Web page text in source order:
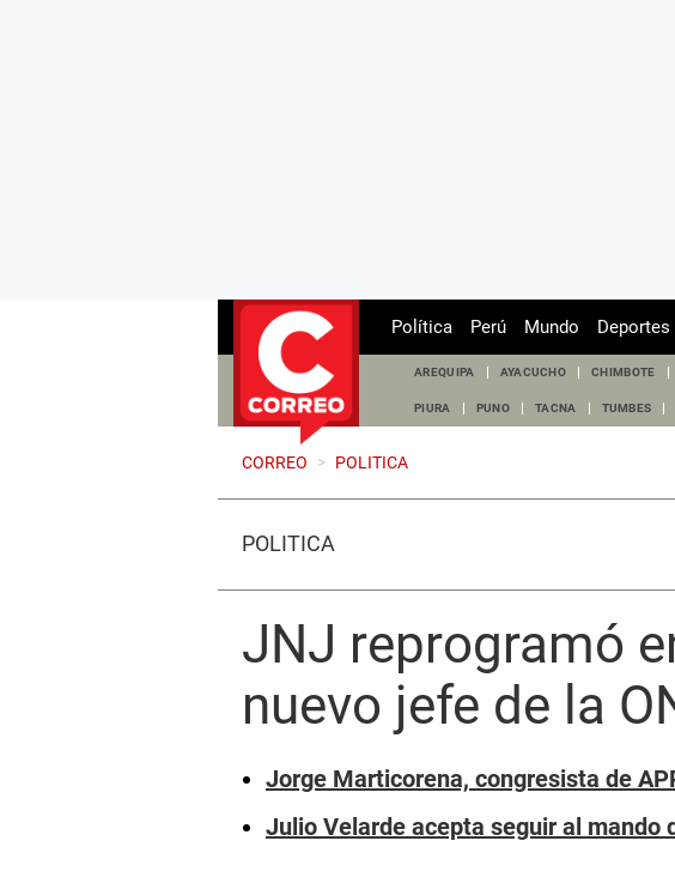
Política Perú Mundo Deportes
AREQUIPA AYACUCHO CHIMBOTE
PIURA PUNO TACNA TUMBES
CORREO > POLITICA
POLÍTICA
JNJ reprogramó
nuevo jefe de la
Jorge Marticorena, congresista de
Julio Velarde acepta seguir al mando